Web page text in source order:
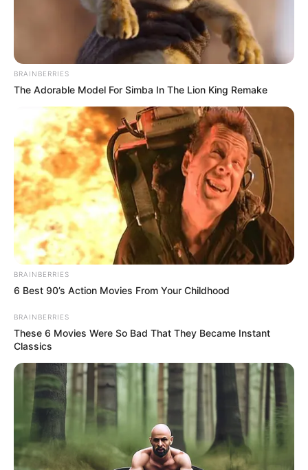
Ejen Ali
/10 (- Votes)
BRAINBERRIES
The Adorable Model For Simba In The Lion King Remake
BRAINBERRIES
6 Best 90’s Action Movies From Your Childhood
BRAINBERRIES
These 6 Movies Were So Bad That They Became Instant
Classics